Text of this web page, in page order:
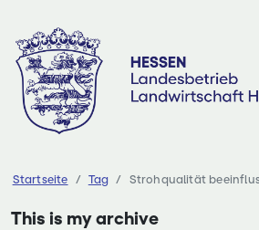
Inhalt
springen
Startseite Tag Strohqualität
This is my archive